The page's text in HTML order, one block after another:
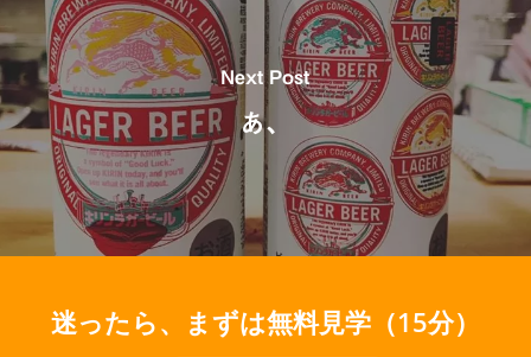
Next Post
あ、
迷ったら、まずは無料見学（15分）